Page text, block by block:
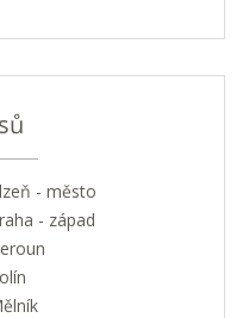
- město
- západ